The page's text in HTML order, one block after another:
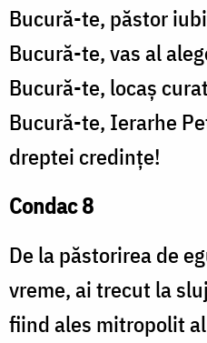
Bucură-te, păstor
Bucură-te, vas al
Bucură-te, locaș
Bucură-te, Ierarhe
dreptei credințe!
Condac 8
De la păstorirea de
vreme, ai trecut la
fiind ales mitropolit